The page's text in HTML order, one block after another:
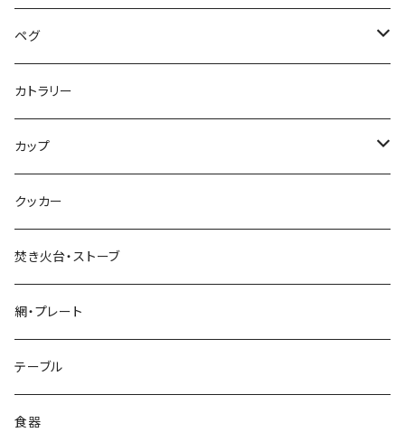
ペグ
標準タイプ
超軽量タイプ
ネイルペグ
V字型
Y字型
カトラリー
カップ
シングルマグ
シェラカップ
ダブルウォールカップ
リッド（蓋）
クッカー
焚き火台・ストーブ
網・プレート
テーブル
食器